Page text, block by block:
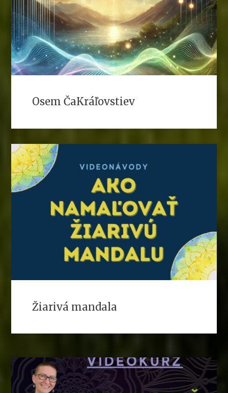
Osem ČaKráľovstiev
Žiarivá mandala